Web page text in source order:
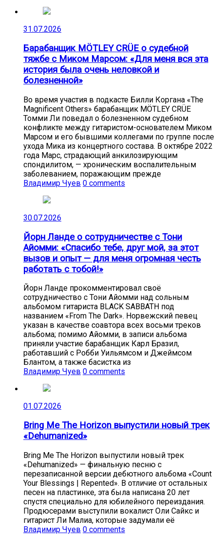
31.07.2026
Барабанщик MÖTLEY CRÜE о судебной
тяжбе с Миком Марсом: «Для меня вся эта
история была очень неловкой и
болезненной»
Во время участия в подкасте Билли Коргана «The
Magnificent Others» барабанщик MÖTLEY CRÜE
Томми Ли поведал о болезненном судебном
конфликте между гитаристом-основателем Миком
Марсом и его бывшими коллегами по группе после
ухода Мика из концертного состава. В октябре 2022
года Марс, страдающий анкилозирующим
спондилитом, — хроническим воспалительным
заболеванием, поражающим прежде
Владимир Чуев 0 comments
30.07.2026
Йорн Ланде о сотрудничестве с Тони
Айомми: «Спасибо тебе, друг мой, за этот
вызов и опыт — для меня огромная честь
работать с тобой!»
Йорн Ланде прокомментировал своё
сотрудничество с Тони Айомми над сольным
альбомом гитариста BLACK SABBATH под
названием «From The Dark». Норвежский певец
указан в качестве соавтора всех восьми треков
альбома; помимо Айомми, в записи альбома
приняли участие барабанщик Карл Бразил,
работавший с Робби Уильямсом и Джеймсом
Блантом, а также басистка из
Владимир Чуев 0 comments
01.07.2026
Bring Me The Horizon выпустили новый трек
«Dehumanized»
Bring Me The Horizon выпустили новый трек
«Dehumanized» — финальную песню с
перезаписанной версии дебютного альбома «Count
Your Blessings | Repented». В отличие от остальных
песен на пластинке, эта была написана 20 лет
спустя специально для юбилейного переиздания.
Продюсерами выступили вокалист Оли Сайкс и
гитарист Ли Малиа, которые задумали её
Владимир Чуев 0 comments